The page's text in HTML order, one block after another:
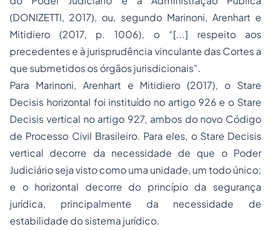
(DONIZETTI, 2017), ou, segundo Marinoni, Arenhart e
Mitidiero (2017, p. 1006), o “[...] respeito aos
precedentes e à jurisprudência vinculante das Cortes a
que submetidos os órgãos jurisdicionais”.
Para Marinoni, Arenhart e Mitidiero (2017), o Stare
Decisis horizontal foi instituído no artigo 926 e o Stare
Decisis vertical no artigo 927, ambos do novo Código
de Processo Civil Brasileiro. Para eles, o Stare Decisis
vertical decorre da necessidade de que o Poder
Judiciário seja visto como uma unidade, um todo único;
e o horizontal decorre do princípio da segurança
jurídica, principalmente da necessidade de
estabilidade do sistema jurídico.